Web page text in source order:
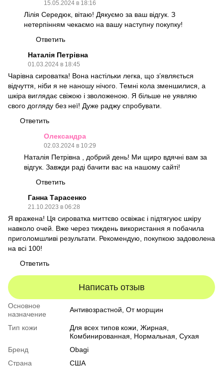
15.05.2024 в 18:16
Лілія Середюк, вітаю! Дякуємо за ваш відгук. З
нетерпінням чекаємо на вашу наступну покупку!
Ответить
Наталія Петрівна
01.03.2024 в 18:45
Чарівна сироватка! Вона настільки легка, що з’являється
відчуття, ніби я не наношу нічого. Темні кола зменшилися, а
шкіра виглядає свіжою і зволоженою. Я більше не уявляю
свого догляду без неї! Дуже раджу спробувати.
Ответить
Олександра
02.03.2024 в 10:29
Наталія Петрівна , добрий день! Ми щиро вдячні вам за
відгук. Завжди раді бачити вас на нашому сайті!
Ответить
Ганна Тарасенко
21.10.2023 в 06:28
Я вражена! Ця сироватка миттєво освіжає і підтягуює шкіру
навколо очей. Вже через тиждень використання я побачила
приголомшливі результати. Рекомендую, покупкою задоволена
на всі 100!
Ответить
Написать отзыв
Основное
назначение
Антивозрастной, От морщин
Тип кожи Для всех типов кожи, Жирная,
Комбинированная, Нормальная, Сухая
Бренд
Obagi
Страна
США